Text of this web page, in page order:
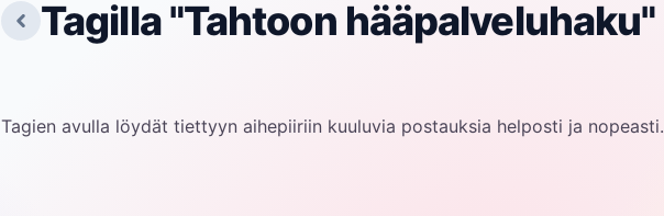
Tagilla "Tahtoon hääpalveluhaku"
Tagien avulla löydät tiettyyn aihepiiriin kuuluvia postauksia helposti ja nopeasti.